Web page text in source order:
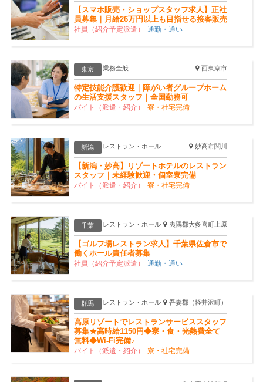
【スマホ販売・ショップスタッフ求人】正社
員募集｜月給26万円以上も目指せる接客販売
社員（紹介予定派遣） 通勤・通い
東京 業務全般 西東京市
特定技能介護歓迎｜障がい者グループホーム
の生活支援スタッフ｜全国勤務可
バイト（派遣・紹介） 寮・社宅完備
新潟 レストラン・ホール 妙高市関川
【新潟・妙高】リゾートホテルのレストラン
スタッフ｜未経験歓迎・個室寮完備
バイト（派遣・紹介） 寮・社宅完備
千葉 レストラン・ホール 夷隅郡大多喜町上原
【ゴルフ場レストラン求人】千葉県佐倉市で
働くホール責任者募集
社員（紹介予定派遣） 通勤・通い
群馬 レストラン・ホール 吾妻郡（軽井沢町）
高原リゾートでレストランサービススタッフ
募集★高時給1150円◆寮・食・光熱費全て
無料◆Wi-Fi完備♪
バイト（派遣・紹介） 寮・社宅完備